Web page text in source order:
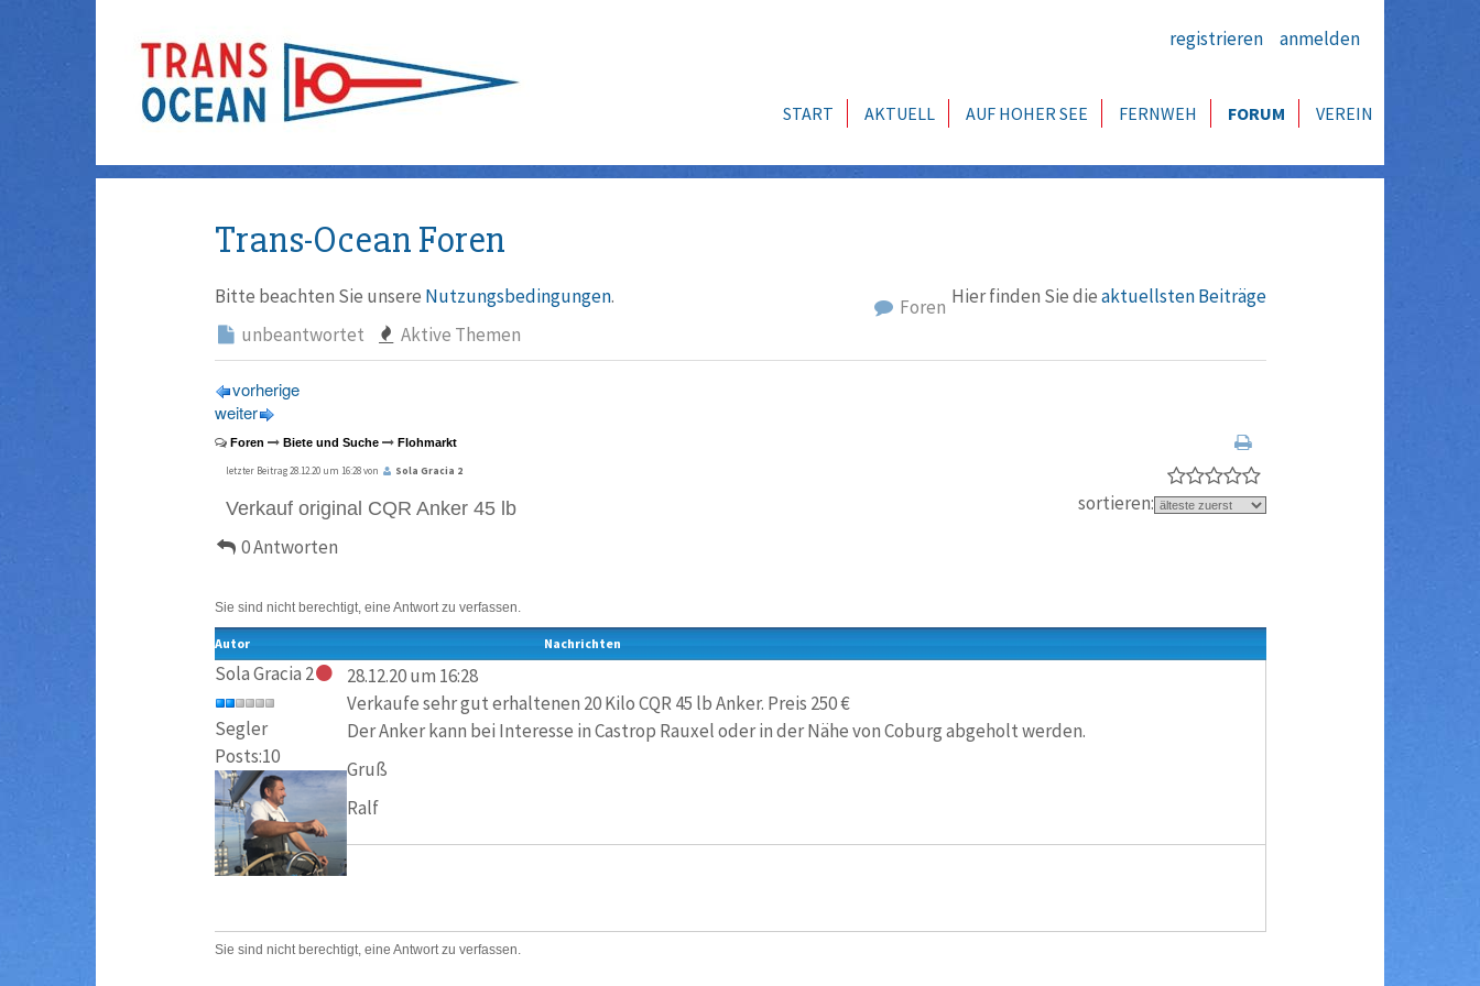
registrieren anmelden
START AKTUELL AUF HOHER SEE FERNWEH FORUM VEREIN
Trans-Ocean Foren
Bitte beachten Sie unsere Nutzungsbedingungen. Hier finden Sie dieaktuellsten Beiträge
Foren
unbeantwortet
Aktive Themen
vorherige
weiter
Foren Biete und Suche Flohmarkt
letzter Beitrag 28.12.20 um 16:28 von Sola Gracia 2
Verkauf original CQR Anker 45 lb
0 Antworten
sortieren:
Sie sind nicht berechtigt, eine Antwort zu verfassen.
Autor Nachrichten
Sola Gracia 2
Segler
Posts:10
28.12.20 um 16:28
Verkaufe sehr gut erhaltenen 20 Kilo CQR 45 lb Anker. Preis 250 €
Der Anker kann bei Interesse in Castrop Rauxel oder in der Nähe von Coburg abgeholt werden.
Gruß
Ralf
Sie sind nicht berechtigt, eine Antwort zu verfassen.